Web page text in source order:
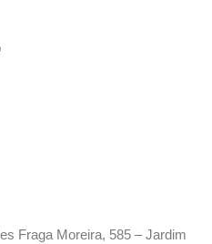
Fraga Moreira, 585 – Jardim